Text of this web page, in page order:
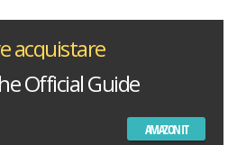
acquistare
Official Guide
AMAZON IT